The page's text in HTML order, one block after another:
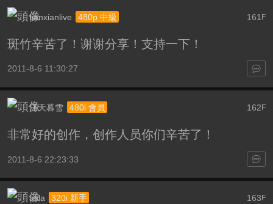
161 F
tianxianlive 480p 中級
斑竹辛苦了！谢谢分享！支持一下！
2011-8-6 11:30:27
162 F
江天暮雪 480i 會員
非常好的创作，创作人员你们辛苦了！
2011-8-6 22:23:33
163 F
asla 320i 新手